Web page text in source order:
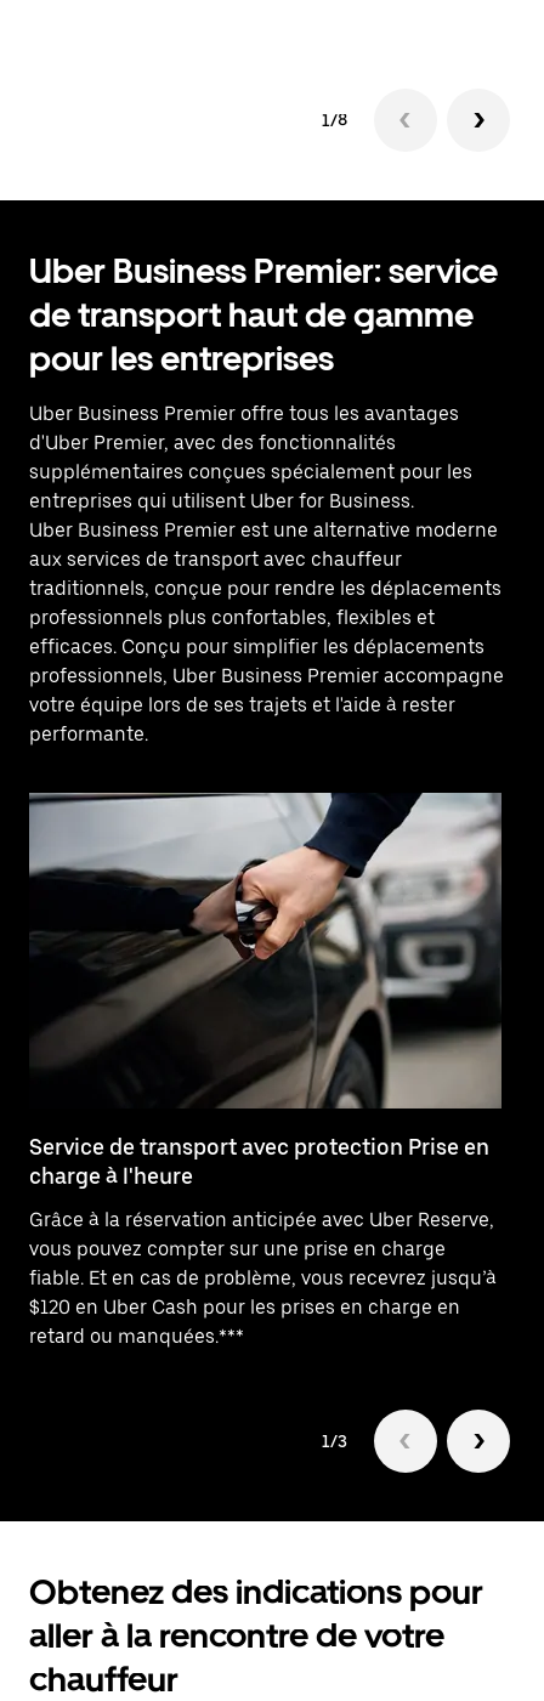
1/8
Uber Business Premier: service
de transport haut de gamme
pour les entreprises
Uber Business Premier offre tous les avantages
d'Uber Premier, avec des fonctionnalités
supplémentaires conçues spécialement pour les
entreprises qui utilisent Uber for Business.
Uber Business Premier est une alternative moderne
aux services de transport avec chauffeur
traditionnels, conçue pour rendre les déplacements
professionnels plus confortables, flexibles et
efficaces. Conçu pour simplifier les déplacements
professionnels, Uber Business Premier accompagne
votre équipe lors de ses trajets et l'aide à rester
performante.
Service de transport avec protection Prise en
charge à l'heure
Grâce à la réservation anticipée avec Uber Reserve,
vous pouvez compter sur une prise en charge
fiable. Et en cas de problème, vous recevrez jusqu’à
$120 en Uber Cash pour les prises en charge en
retard ou manquées.***
1/3
Obtenez des indications pour
aller à la rencontre de votre
chauffeur